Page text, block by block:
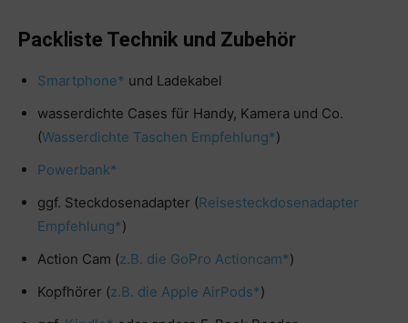
Packliste Technik und Zubehör
Smartphone* und Ladekabel
wasserdichte Cases für Handy, Kamera und Co.
(Wasserdichte Taschen Empfehlung*)
Powerbank*
ggf. Steckdosenadapter (Reisesteckdosenadapter
Empfehlung*)
Action Cam (z.B. die GoPro Actioncam*)
Kopfhörer (z.B. die Apple AirPods*)